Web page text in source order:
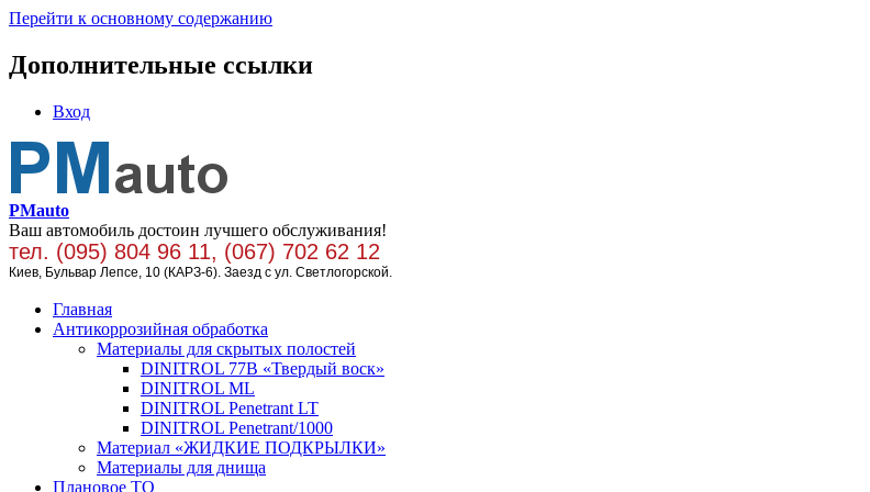
Перейти к основному содержанию
Дополнительные ссылки
Вход
PMauto
Ваш автомобиль достоин лучшего обслуживания!
тел. (095) 804 96 11, (067) 702 62 12
Киев, Бульвар Лепсе, 10 (КАРЗ-6). Заезд с ул. Светлогорской.
Главная
Антикоррозийная обработка
Материалы для скрытых полостей
DINITROL 77В «Твердый воск»
DINITROL ML
DINITROL Penetrant LT
DINITROL Penetrant/1000
Материал «ЖИДКИЕ ПОДКРЫЛКИ»
Материалы для днища
Плановое ТО